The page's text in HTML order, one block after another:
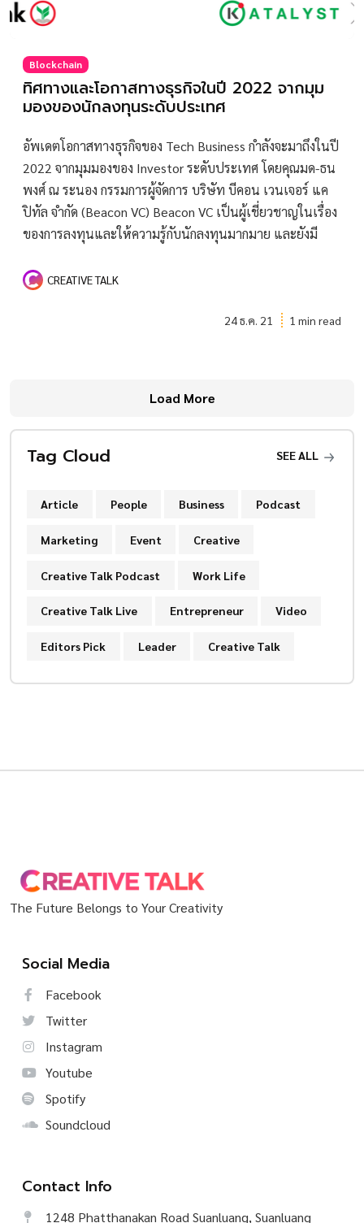
Blockchain
ทิศทางและโอกาสทางธุรกิจในปี 2022 จากมุม
มองของนักลงทุนระดับประเทศ
อัพเดตโอกาสทางธุรกิจของ Tech Business กำลังจะมาถึงในปี
2022 จากมุมมองของ Investor ระดับประเทศ โดยคุณมด-ธน
พงศ์ ณ ระนอง กรรมการผู้จัดการ บริษัท บีคอน เวนเจอร์ แค
ปิทัล จำกัด (Beacon VC) Beacon VC เป็นผู้เชี่ยวชาญในเรื่อง
ของการลงทุนและให้ความรู้กับนักลงทุนมากมาย และยังมี
CREATIVE TALK
24 ธ.ค. 21 1 min read
Load More
Tag Cloud SEE ALL
Article People Business Podcast
Marketing Event Creative
Creative Talk Podcast Work Life
Creative Talk Live Entrepreneur Video
Editors Pick Leader Creative Talk
The Future Belongs to Your Creativity
Social Media
Facebook
Twitter
Instagram
Youtube
Spotify
Soundcloud
Contact Info
1248 Phatthanakan Road Suanluang, Suanluang